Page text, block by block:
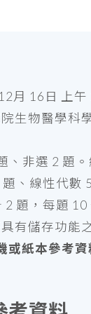
月 16日 上
生物醫學科
、非選 2 題
、線性代數
2 題，每題 10
有儲存功能
或紙本參考資